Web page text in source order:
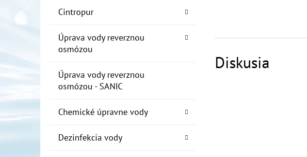
Cintropur
Úprava vody reverznou
osmózou
Úprava vody reverznou
osmózou - SANIC
Chemické úpravne vody
Dezinfekcia vody
Diskusia